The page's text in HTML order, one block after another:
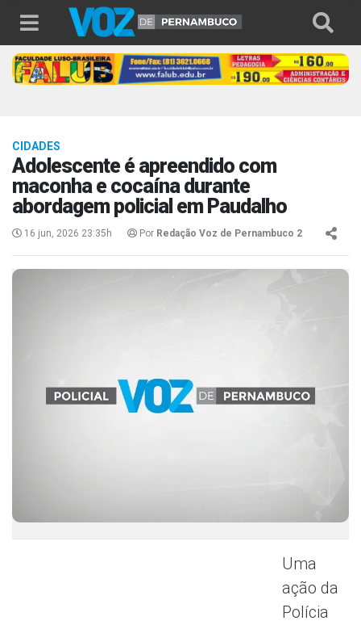
CIDADES
Adolescente é apreendido com
maconha e cocaína durante
abordagem policial em Paudalho
16 jun, 2026 23:35h Por Redação Voz de Pernambuco 2
Uma
ação da
Polícia